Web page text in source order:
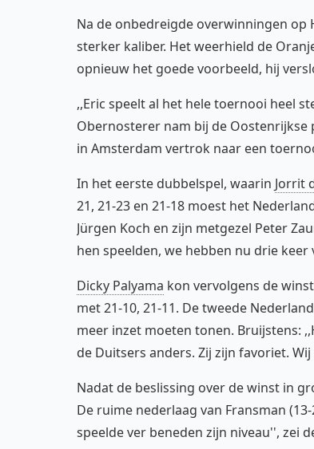
Na de onbedreigde overwinningen op
sterker kaliber. Het weerhield de
opnieuw het goede voorbeeld, hij
,,Eric speelt al het hele toernooi heel
Obernosterer nam bij de Oostenrijkse
in Amsterdam vertrok naar een
In het eerste dubbelspel, waarin Jorrit
21, 21-23 en 21-18 moest het
Jürgen Koch en zijn metgezel Peter
hen speelden, we hebben nu drie keer
Dicky Palyama kon vervolgens de
met 21-10, 21-11. De tweede
meer inzet moeten tonen. Bruijstens:
de Duitsers anders. Zij zijn favoriet.
Nadat de beslissing over de winst in
De ruime nederlaag van Fransman
speelde ver beneden zijn niveau'', zei